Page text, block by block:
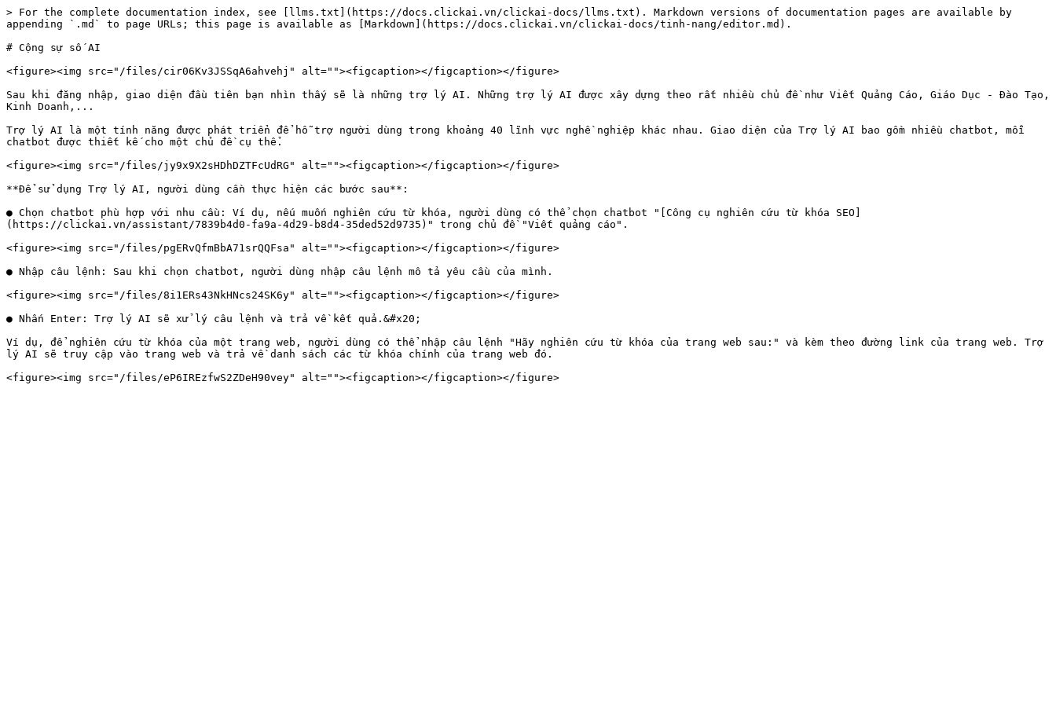
> For the complete documentation index, see [llms.txt](https://docs.clickai.vn/clickai-docs/llms.txt). Markdown versions of documentation pages are available by
appending `.md` to page URLs; this page is available as [Markdown](https://docs.clickai.vn/clickai-docs/tinh-nang/editor.md).
# Cộng sự số AI
<figure><img src="/files/cir06Kv3JSSqA6ahvehj" alt=""><figcaption></figcaption></figure>
Sau khi đăng nhập, giao diện đầu tiên bạn nhìn thấy sẽ là những trợ lý AI. Những trợ lý AI được xây dựng theo rất nhiều chủ đề như Viết Quảng Cáo, Giáo Dục - Đào Tạo,
Kinh Doanh,...
Trợ lý AI là một tính năng được phát triển để hỗ trợ người dùng trong khoảng 40 lĩnh vực nghề nghiệp khác nhau. Giao diện của Trợ lý AI bao gồm nhiều chatbot, mỗi
chatbot được thiết kế cho một chủ đề cụ thể.
<figure><img src="/files/jy9x9X2sHDhDZTFcUdRG" alt=""><figcaption></figcaption></figure>
**Để sử dụng Trợ lý AI, người dùng cần thực hiện các bước sau**:
● Chọn chatbot phù hợp với nhu cầu: Ví dụ, nếu muốn nghiên cứu từ khóa, người dùng có thể chọn chatbot "[Công cụ nghiên cứu từ khóa SEO]
(https://clickai.vn/assistant/7839b4d0-fa9a-4d29-b8d4-35ded52d9735)" trong chủ đề "Viết quảng cáo".
<figure><img src="/files/pgERvQfmBbA71srQQFsa" alt=""><figcaption></figcaption></figure>
● Nhập câu lệnh: Sau khi chọn chatbot, người dùng nhập câu lệnh mô tả yêu cầu của mình.
<figure><img src="/files/8i1ERs43NkHNcs24SK6y" alt=""><figcaption></figcaption></figure>
● Nhấn Enter: Trợ lý AI sẽ xử lý câu lệnh và trả về kết quả.&#x20;
Ví dụ, để nghiên cứu từ khóa của một trang web, người dùng có thể nhập câu lệnh "Hãy nghiên cứu từ khóa của trang web sau:" và kèm theo đường link của trang web. Trợ
lý AI sẽ truy cập vào trang web và trả về danh sách các từ khóa chính của trang web đó.